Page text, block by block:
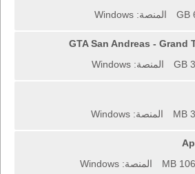
المنصة: Windows
GTA San Andreas - Grand
المنصة: Windows
المنصة: Windows
المنصة: Windows